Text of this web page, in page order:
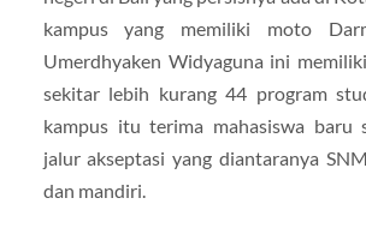
kampus yang memiliki moto
Umerdhyaken Widyaguna ini
sekitar lebih kurang 44 program
kampus itu terima mahasiswa baru
jalur akseptasi yang diantaranya
dan mandiri.